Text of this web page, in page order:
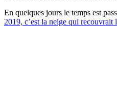
En quelques jours le temps est
2019, c’est la neige qui recouvrait